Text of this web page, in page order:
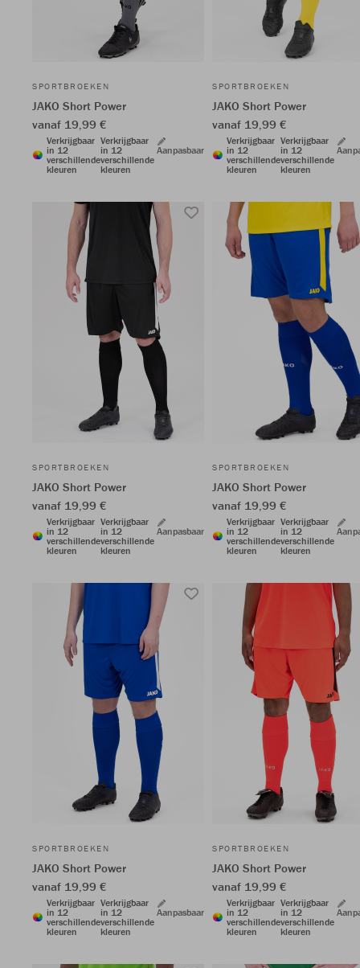
SPORTBROEKEN
JAKO Short Power
vanaf 19,99 €
Verkrijgbaar
in 12
verschillende
kleuren
Verkrijgbaar
in 12
verschillende
kleuren
Aanpasbaar
SPORTBROEKEN
JAKO Short Power
vanaf 19,99 €
Verkrijgbaar
in 12
verschillende
kleuren
Verkrijgbaar
in 12
verschillende
kleuren
SPORTBROEKEN
JAKO Short Power
vanaf 19,99 €
Verkrijgbaar
in 12
verschillende
kleuren
Verkrijgbaar
in 12
verschillende
kleuren
Aanpasbaar
SPORTBROEKEN
JAKO Short Power
vanaf 19,99 €
Verkrijgbaar
in 12
verschillende
kleuren
Verkrijgbaar
in 12
verschillende
kleuren
SPORTBROEKEN
JAKO Short Power
vanaf 19,99 €
Verkrijgbaar
in 12
verschillende
kleuren
Verkrijgbaar
in 12
verschillende
kleuren
Aanpasbaar
SPORTBROEKEN
JAKO Short Power
vanaf 19,99 €
Verkrijgbaar
in 12
verschillende
kleuren
Verkrijgbaar
in 12
verschillende
kleuren